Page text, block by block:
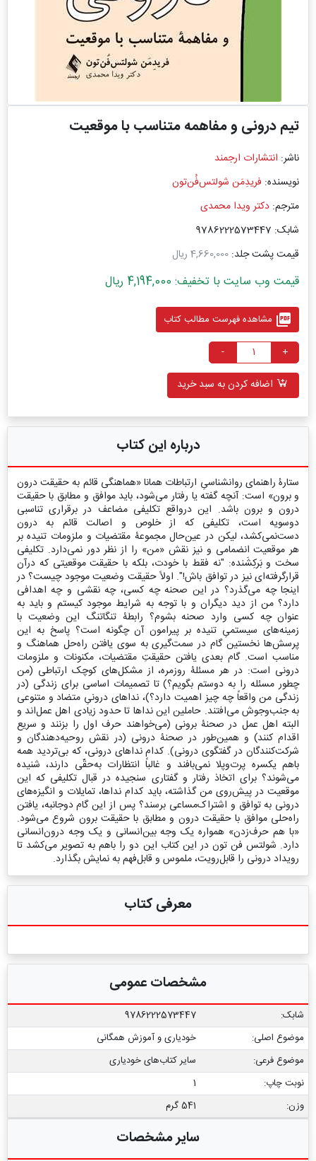
تیم درونی و مفاهمه متناسب با موقعیت
ناشر: انتشارات ارجمند
نویسنده: فریدِمَن شولتس‌فُن‌تون ‏
مترجم: دکتر ویدا محمدی ‏
شابک: 9786222573447
قیمت پشت جلد: 4,660,000 ریال
قیمت وب سایت با تخفیف: 4,194,000 ریال
picture_as_pdf مشاهده فهرست مطالب کتاب
+
-
اضافه کردن به سبد خرید
درباره این کتاب
ستارۀ راهنمای روانشناسیِ ارتباطات همانا «هماهنگی قائم به حقیقت درون
و برون» است: آنچه گفته یا رفتار می‌شود، باید موافق و مطابق با حقیقت
درون و برون باشد. این درواقع تکلیفی مضاعف در برقراری تناسبی
دوسویه است، تکلیفی که از خلوص و اصالت قائم به درون
دست‌نمی‌کشد، لیکن در عین‌حال مجموعۀ مقتضیات و ملزومات تنیده بر
هر موقعیت انضمامی و نیز نقش «من» را از نظر دور نمی‌دارد. تکلیفی
سخت و بَرکِشَنده: "نه فقط با خودت، بلکه با حقیقت موقعیتی که درآن
قرارگرفته‌ای نیز در توافق باش!". اولاً حقیقت وضعیت موجود چیست؟ در
اینجا چه می‌گذرد؟ در این صحنه چه کسی، چه نقشی و چه اهدافی
دارد؟ من از دید دیگران و با توجه به شرایط موجود کیستم و باید به
عنوان چه کسی وارد صحنه بشوم؟ رابطۀ تنگاتنگ این وضعیت با
زمینه‌های سیستمیِ تنیده بر پیرامون آن چگونه است؟ پاسخ به این
پرسش‌ها نخستین گام در سمت‌گیری به سوی یافتن راه‌حل هماهنگ و
مناسب است. گام بعدی یافتن حقیقتِ مقتضیات، مکنونات و ملزومات
درونی است: در هر مسئلۀ روزمره، از مشکل‌های کوچک ارتباطی (من
چطور مسئله را به دوستم بگویم؟) تا تصمیمات اساسی برای زندگی (در
زندگی من واقعاً چه چیز اهمیت دارد؟)، نداهای درونیِ متضاد و متنوعی
به جنب‌وجوش می‌افتند. حاملین این نداها تا حدود زیادی اهل عمل‌اند و
البته اهل عمل در صحنۀ برونی (می‌خواهند حرف اول را بزنند و سریع
اقدام کنند) و همین‌طور در صحنۀ درونی (در نقش روحیه‌دهندگان و
شرکت‌کنندگان در گفتگوی درونی). کدام نداهای درونی، که بی‌تردید همه
باهم یکسره پرت‌وپلا نمی‌بافند و غالباً انتظارات به‌حقّی دارند، شنیده
می‌شوند؟ برای اتخاذ رفتار و گفتاری سنجیده در قبال تکلیفی که این
موقعیت در پیش‌روی من گذاشته، باید کدام نداها، تمایلات و انگیزه‌های
درونی به توافق و اشتراک‌مساعی برسند؟ پس از این گام دوجانبه، یافتن
راه‌حلی موافق با حقیقت درون و مطابق با حقیقت برون شروع می‌شود.
«با هم حرف‌زدن» همواره یک وجه بین‌انسانی و یک وجه درون‌انسانی
دارد. شولتس فن تون در این کتاب این دو را باهم به تصویر می‌کشد تا
رویداد درونی را قابل‌رویت، ملموس و قابل‌فهم به نمایش بگذارد.
معرفی کتاب
مشخصات عمومی
شابک:
9786222573447
موضوع اصلی:
خودیاری و آموزش همگانی
موضوع فرعی:
سایر کتاب‌های خودیاری
نوبت چاپ:
1
وزن:
541 گرم
سایر مشخصات